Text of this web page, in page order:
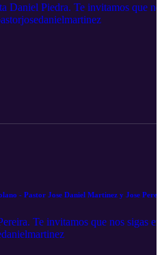
Daniel Piedra. Te invitamos que
Venezolano - Pastor Jose Daniel Martinez y Jose
Te invitamos que nos sigas en